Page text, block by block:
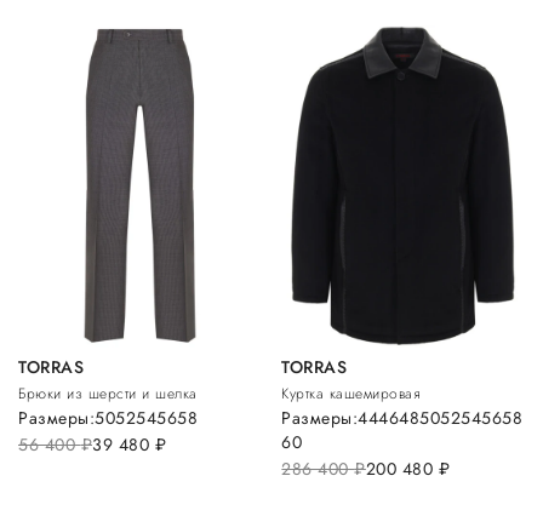
TORRAS
Брюки из шерсти и шелка
56 400руб.39 480 руб.
Размеры:5052545658
TORRAS
Куртка кашемировая
286 400руб.200 480 руб.
Размеры:4446485052545658
60